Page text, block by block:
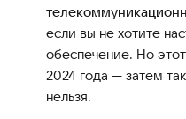
если вы не хотите
обеспечение. Но
2024 года — затем
нельзя.